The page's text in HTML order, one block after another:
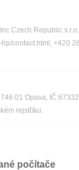
Czech Republic
contact.html, +420
01 Opava,
rejstříku.
počítače